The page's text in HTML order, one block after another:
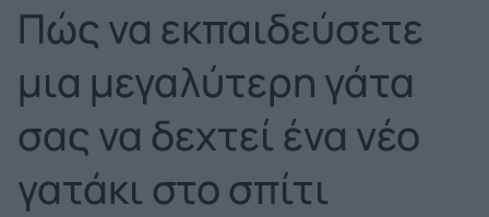
Πώς να εκπαιδεύσετε
μια μεγαλύτερη γάτα
σας να δεχτεί ένα νέο
γατάκι στο σπίτι